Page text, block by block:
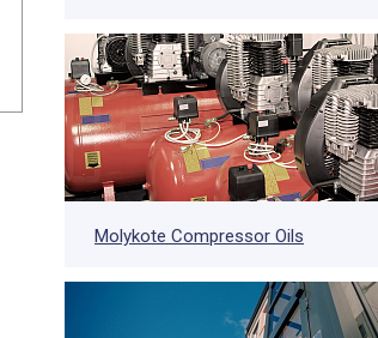
Molykote Compressor Oils